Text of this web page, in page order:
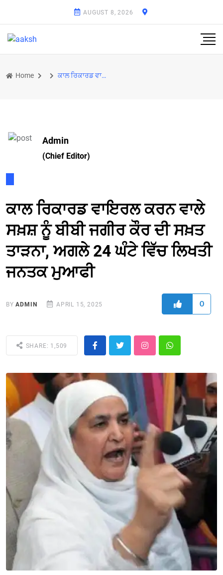
AUGUST 8, 2026
Home ਕਾਲ ਰਿਕਾਰਡ ਵਾਇਰਲ ਕਰਨ ਵਾਲੇ ਸਖ਼ਸ਼ ਨੂੰ ਬੀਬੀ ਜਗੀਰ ਕੌਰ ਦੀ ਸਖ਼ਤ ਤਾੜਨਾ, ਅਗਲੇ 24 ਘੰਟੇ ਵਿੱਚ ਲਿਖਤੀ ਜਨਤਕ ਮੁਆਫੀ
Admin
(Chief Editor)
ਕਾਲ ਰਿਕਾਰਡ ਵਾਇਰਲ ਕਰਨ ਵਾਲੇ
ਸਖ਼ਸ਼ ਨੂੰ ਬੀਬੀ ਜਗੀਰ ਕੌਰ ਦੀ ਸਖ਼ਤ
ਤਾੜਨਾ, ਅਗਲੇ 24 ਘੰਟੇ ਵਿੱਚ ਲਿਖਤੀ
ਜਨਤਕ ਮੁਆਫੀ
BYADMIN APRIL 15, 2025 0
SHARE: 1,509